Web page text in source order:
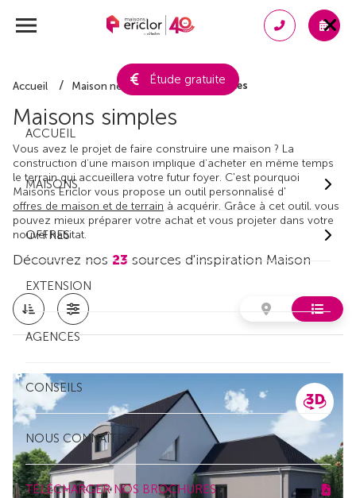
Étude gratuite
ACCUEIL
MAISONS
OFFRES
EXTENSION
AGENCES
CONSEILS
NOUS CONNAÎTRE
TÉLÉCHARGER NOS BROCHURES
Accueil Maison neuve Maisons simples
Maisons simples
Vous avez le projet de faire construire une maison ? La
construction d'une maison implique d'acheter en même temps
le terrain qui accueillera votre futur foyer. C'est pourquoi
Maisons Ericlor vous propose un outil personnalisé d'
offres de maison et de terrain à acquérir. Grâce à cet outil, vous
pouvez mieux préparer votre achat et vous projeter dans votre
nouvel habitat.
Découvrez nos 23 sources d'inspiration Maison